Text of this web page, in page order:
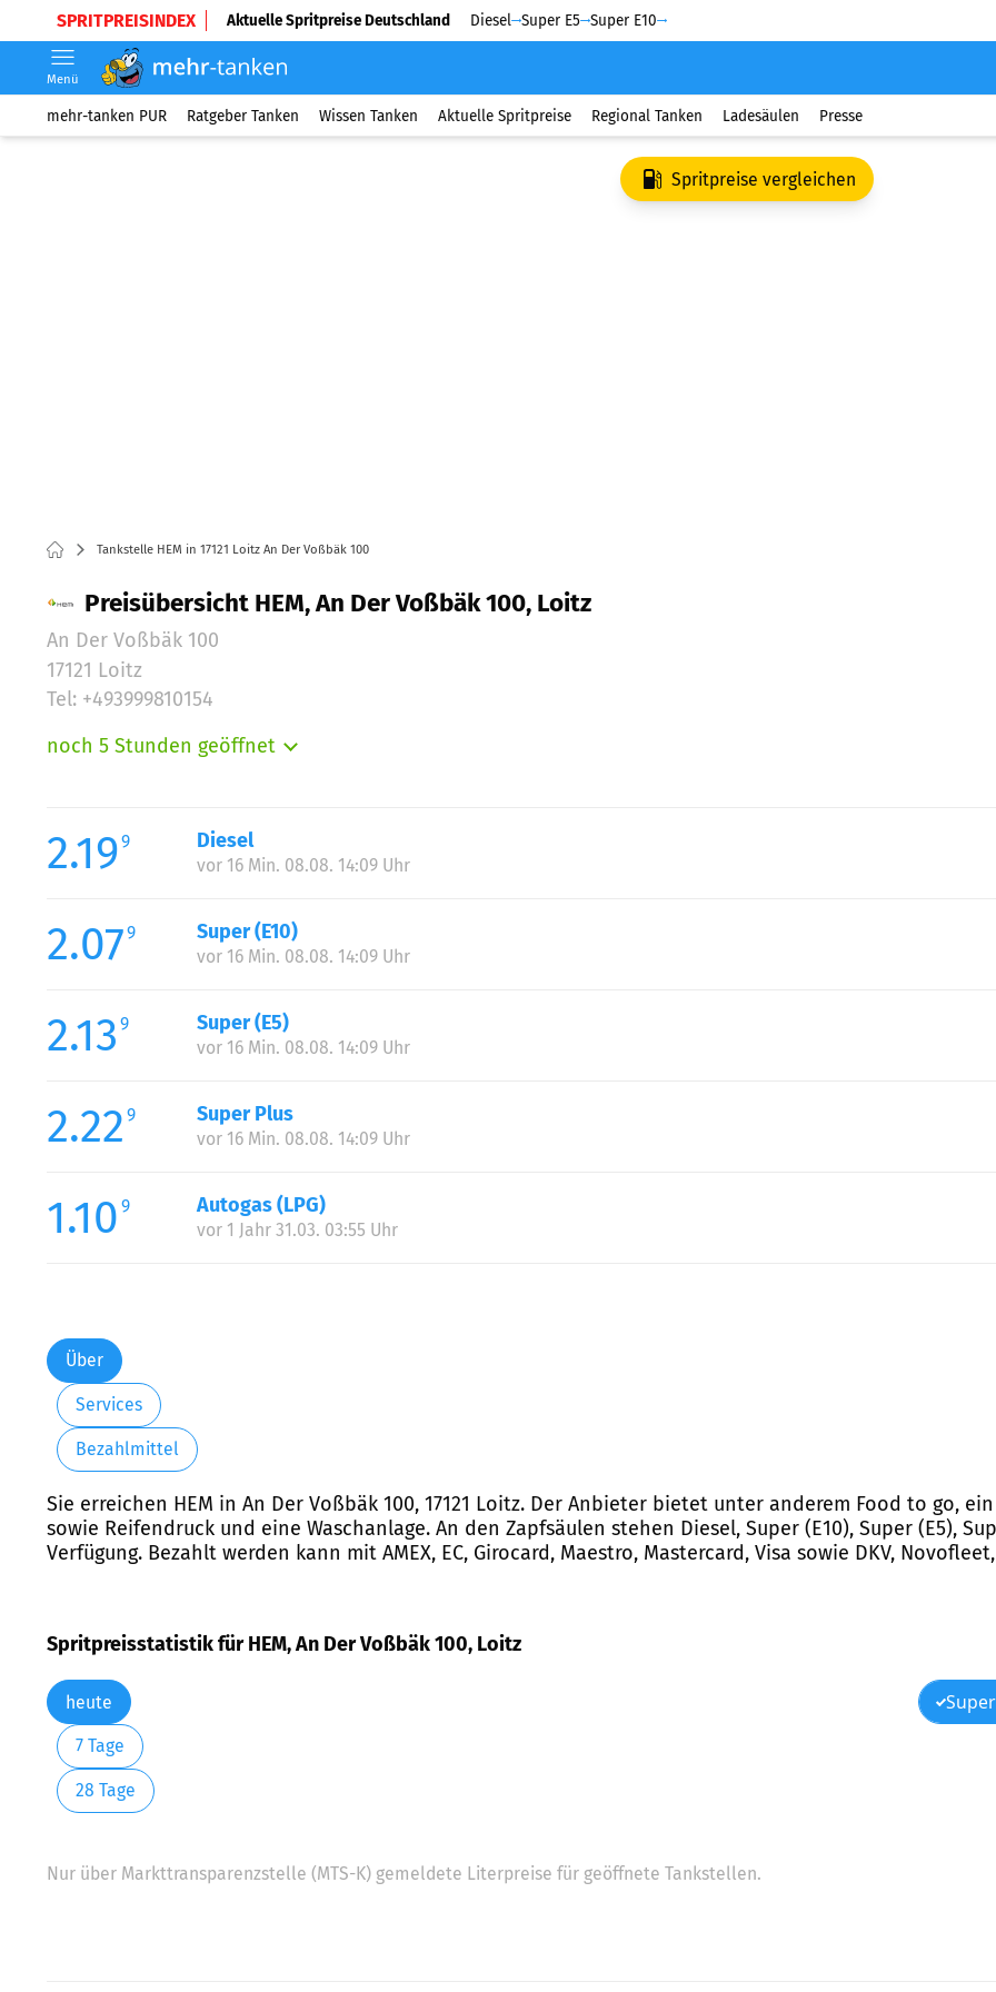
SPRITPREISINDEX Aktuelle Spritpreise Deutschland Diesel Super E5 Super E10
Menü
mehr-tanken PUR Ratgeber Tanken Wissen Tanken Aktuelle Spritpreise Regional Tanken Ladesäulen Presse
Spritpreise vergleichen
Tankstelle HEM in 17121 Loitz An Der Voßbäk 100
Preisübersicht HEM, An Der Voßbäk 100, Loitz
An Der Voßbäk 100
17121 Loitz
Tel: +493999810154
noch 5 Stunden geöffnet
Mittwoch:
Donnerstag:
Samstag:
Sonntag:
2.199 Diesel
vor 16 Min. 08.08. 14:09 Uhr
2.079 Super (E10)
vor 16 Min. 08.08. 14:09 Uhr
2.13 9 Super (E5)
vor 16 Min. 08.08. 14:09 Uhr
2.22 9 Super Plus
vor 16 Min. 08.08. 14:09 Uhr
1.10 9 Autogas (LPG)
vor 1 Jahr 31.03. 03:55 Uhr
Über
Services
Bezahlmittel
Sie erreichen HEM in An Der Voßbäk 100, 17121 Loitz. Der Anbieter bietet unter anderem Food to go,
sowie Reifendruck und eine Waschanlage. An den Zapfsäulen stehen Diesel, Super (E10), Super (E5),
Verfügung. Bezahlt werden kann mit AMEX, EC, Girocard, Maestro, Mastercard, Visa sowie DKV,
Spritpreisstatistik für HEM, An Der Voßbäk 100, Loitz
heute
7 Tage
28 Tage
Nur über Markttransparenzstelle (MTS-K) gemeldete Literpreise für geöffnete Tankstellen.